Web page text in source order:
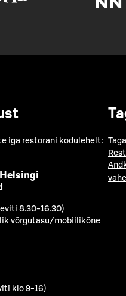
iga restorani kodulehelt:
8.30-16.30)
võrgutasu/mobiilikõne
klo 9-16)